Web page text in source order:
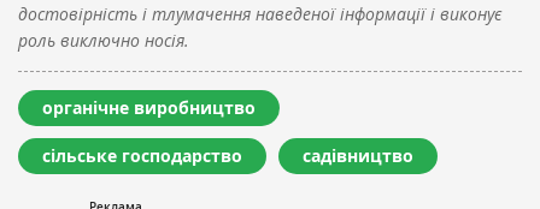
достовірність і тлумачення наведеної інформації і виконує
роль виключно носія.
органічне виробництво
сільське господарство садівництво